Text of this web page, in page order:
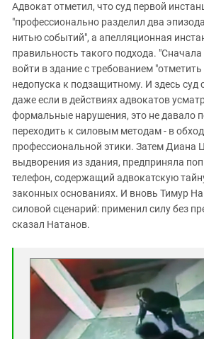
Адвокат отметил, что суд первой
"профессионально разделил два
нитью событий", а апелляционная
правильность такого подхода.
войти в здание с требованием
недопуска к подзащитному. И здесь суд
даже если в действиях адвокатов
формальные нарушения, это не давало
переходить к силовым методам - в
профессиональной этики. Затем Диана
выдворения из здания, предприняла
телефон, содержащий адвокатскую
законных основаниях. И вновь Тимур
силовой сценарий: применил силу без
сказал Натанов.